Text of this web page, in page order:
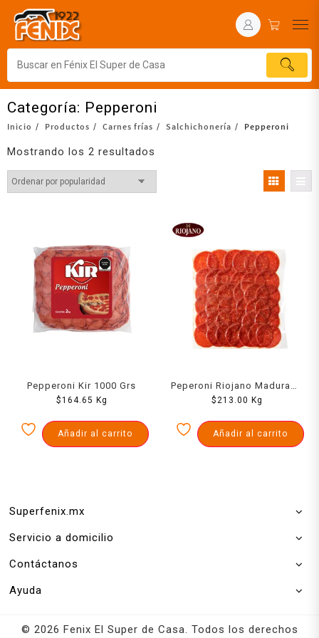
Categoría: Pepperoni
Inicio Productos Carnes frías Salchichonería Pepperoni
Mostrando los 2 resultados
Pepperoni Kir 1000 Grs
$164.65 Kg
Añadir al carrito
Peperoni Riojano Madurado
1 K
$ 213.00 Kg
Añadir al carrito
Superfenix.mx
Servicio a domicilio
Contáctanos
Ayuda
© 2026 Fenix El Super de Casa. Todos los derechos